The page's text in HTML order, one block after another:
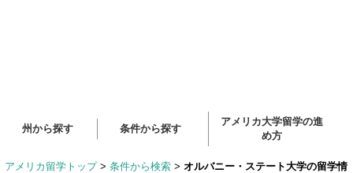
州から探す 条件から探す
アメリカ大学留学の進
め方
アメリカ留学トップ > 条件から検索 > オルバニー・ステート大学の留学情